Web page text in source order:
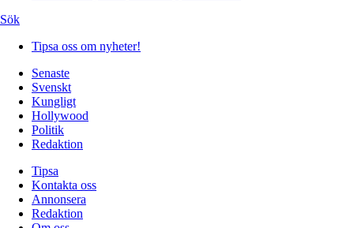
Sök
Tipsa oss om nyheter!
Senaste
Svenskt
Kungligt
Hollywood
Politik
Redaktion
Tipsa
Kontakta oss
Annonsera
Redaktion